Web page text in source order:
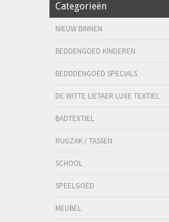
Categorieën
NIEUW BINNEN
BEDDENGOED KINDEREN
BEDDDENGOED SPECIALS
DE WITTE LIETAER LUXE TEXTIEL
BADTEXTIEL
RUGZAK / TASSEN
SCHOOL
SPEELGOED
MEUBEL